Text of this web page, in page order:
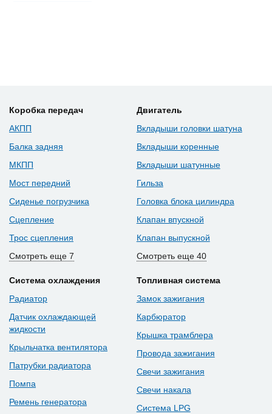
Коробка передач
АКПП
Балка задняя
МКПП
Мост передний
Сиденье погрузчика
Сцепление
Трос сцепления
Смотреть еще 7
Двигатель
Вкладыши головки шатуна
Вкладыши коренные
Вкладыши шатунные
Гильза
Головка блока цилиндра
Клапан впускной
Клапан выпускной
Смотреть еще 40
Система охлаждения
Радиатор
Датчик охлаждающей
жидкости
Крыльчатка вентилятора
Патрубки радиатора
Помпа
Ремень генератора
Топливная система
Замок зажигания
Карбюратор
Крышка трамблера
Провода зажигания
Свечи зажигания
Свечи накала
Система LPG